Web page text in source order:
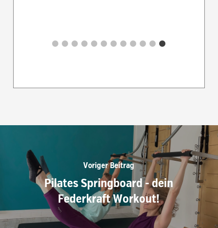
Voriger Beitrag
Pilates Springboard - dein
Federkraft Workout!